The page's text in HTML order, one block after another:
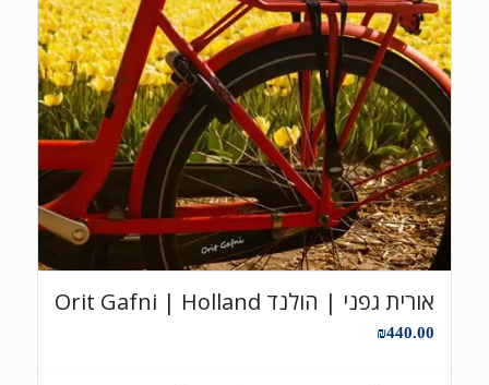
אורית גפני | הולנד Orit Gafni | Holland
₪440.00